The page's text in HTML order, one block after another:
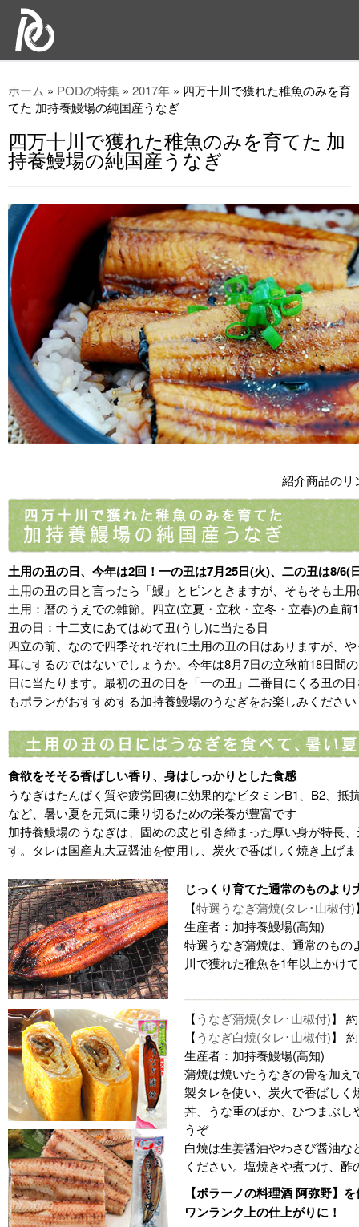
ホーム » PODの特集 » 2017年 » 四万十川で獲れた稚魚のみを育
てた 加持養鰻場の純国産うなぎ
四万十川で獲れた稚魚のみを育てた 加
持養鰻場の純国産うなぎ
紹介商品のリ
土用の丑の日、今年は2回！一の丑は7月25日(火)、二の丑は8/6(
土用の丑の日と言ったら「鰻」とピンときますが、そもそも土
土用：暦のうえでの雑節。四立(立夏・立秋・立冬・立春)の直前
丑の日：十二支にあてはめて丑(うし)に当たる日
四立の前、なので四季それぞれに土用の丑の日はありますが、
耳にするのではないでしょうか。今年は8月7日の立秋前18日間
日に当たります。最初の丑の日を「一の丑」二番目にくる丑の
もポランがおすすめする加持養鰻場のうなぎをお楽しみください
食欲をそそる香ばしい香り、身はしっかりとした食感
うなぎはたんぱく質や疲労回復に効果的なビタミンB1、B2、抵
など、暑い夏を元気に乗り切るための栄養が豊富です
加持養鰻場のうなぎは、固めの皮と引き締まった厚い身が特長
す。タレは国産丸大豆醤油を使用し、炭火で香ばしく焼き上げ
じっくり育てた通常のものよ
【特選うなぎ蒲焼(タレ･山椒付)
生産者：加持養鰻場(高知)
特選うなぎ蒲焼は、通常のも
川で獲れた稚魚を1年以上かけ
【 うなぎ蒲焼(タレ･山椒付)】
【 うなぎ白焼(タレ･山椒付)】
生産者：加持養鰻場(高知)
蒲焼は焼いたうなぎの骨を加
製タレを使い、炭火で香ばし
丼、うな重のほか、ひつまぶ
うぞ
白焼は生姜醤油やわさび醤油
ください。塩焼きや煮つけ、
【ポラーノの料理酒 阿弥野】
ワンランク上の仕上がりに！